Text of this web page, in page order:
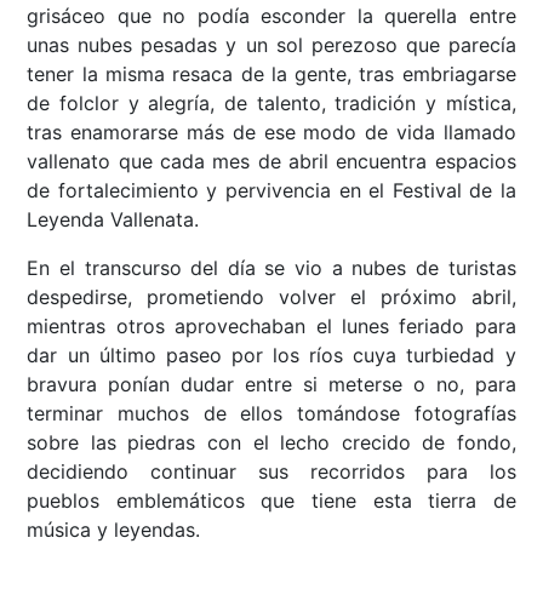
grisáceo que no podía esconder la querella entre
unas nubes pesadas y un sol perezoso que parecía
tener la misma resaca de la gente, tras embriagarse
de folclor y alegría, de talento, tradición y mística,
tras enamorarse más de ese modo de vida llamado
vallenato que cada mes de abril encuentra espacios
de fortalecimiento y pervivencia en el Festival de la
Leyenda Vallenata.
En el transcurso del día se vio a nubes de turistas
despedirse, prometiendo volver el próximo abril,
mientras otros aprovechaban el lunes feriado para
dar un último paseo por los ríos cuya turbiedad y
bravura ponían dudar entre si meterse o no, para
terminar muchos de ellos tomándose fotografías
sobre las piedras con el lecho crecido de fondo,
decidiendo continuar sus recorridos para los
pueblos emblemáticos que tiene esta tierra de
música y leyendas.